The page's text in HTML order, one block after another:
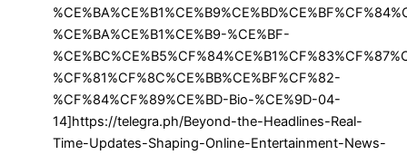
%CE%BA%CE%B1%CE%B9-%CE%BF-
%CF%81%CF%8C%CE%BB%CE%BF%CF%82-
%CF%84%CF%89%CE%BD-Bio-%CE%9D-04-
14]https://telegra.ph/Beyond-the-Headlines-Real-
Time-Updates-Shaping-Online-Entertainment-News-